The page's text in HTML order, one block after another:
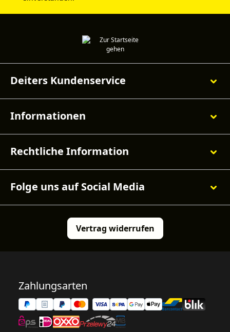
Deiters Kundenservice
Informationen
Rechtliche Information
Folge uns auf Social Media
Vertrag widerrufen
Zahlungsarten